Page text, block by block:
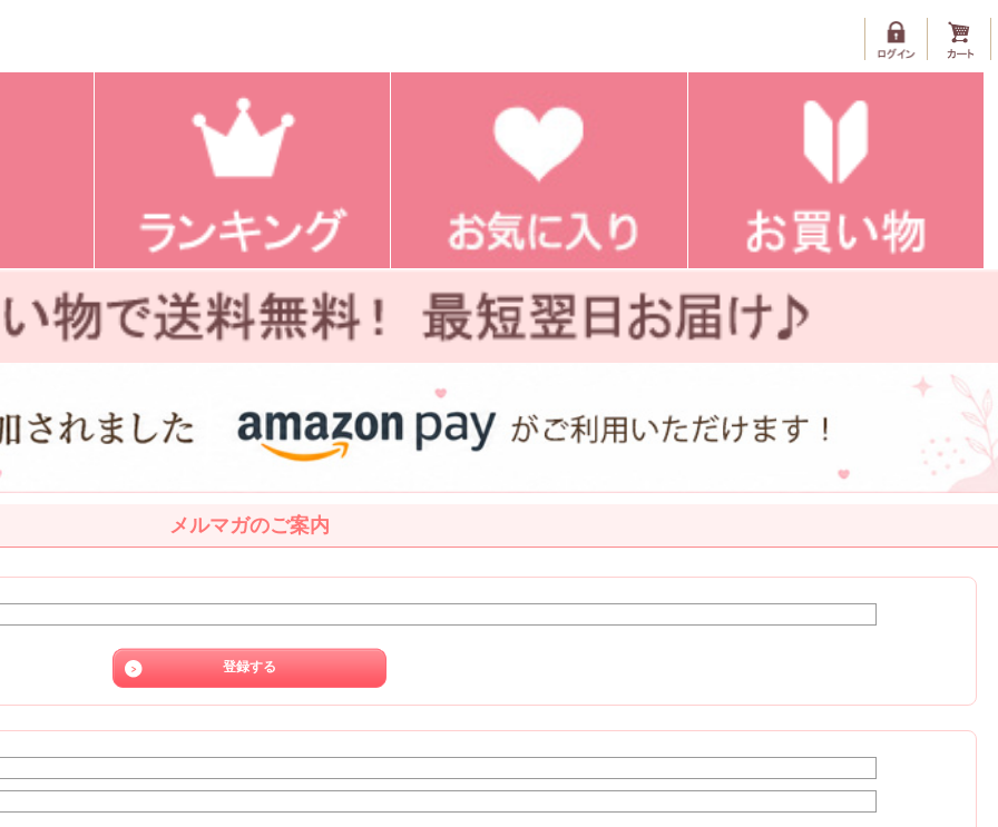
メルマガのご案内